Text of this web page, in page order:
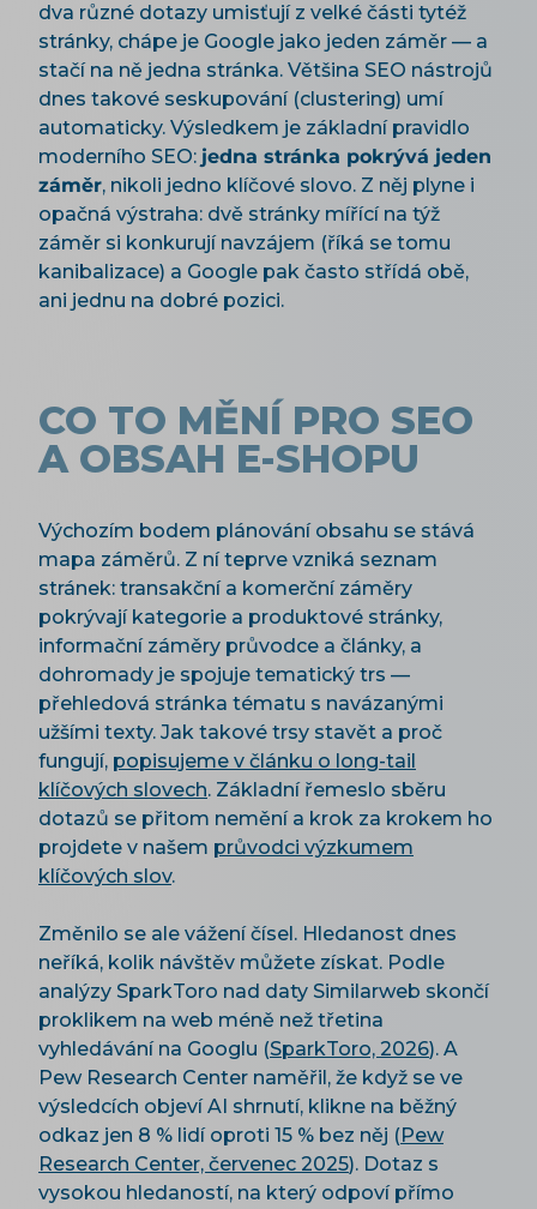
dva různé dotazy umisťují z velké části tytéž
stránky, chápe je Google jako jeden záměr — a
stačí na ně jedna stránka. Většina SEO nástrojů
dnes takové seskupování (clustering) umí
automaticky. Výsledkem je základní pravidlo
moderního SEO: jedna stránka pokrývá jeden
záměr, nikoli jedno klíčové slovo. Z něj plyne i
opačná výstraha: dvě stránky mířící na týž
záměr si konkurují navzájem (říká se tomu
kanibalizace) a Google pak často střídá obě,
ani jednu na dobré pozici.
CO TO MĚNÍ PRO SEO
A OBSAH E-SHOPU
Výchozím bodem plánování obsahu se stává
mapa záměrů. Z ní teprve vzniká seznam
stránek: transakční a komerční záměry
pokrývají kategorie a produktové stránky,
informační záměry průvodce a články, a
dohromady je spojuje tematický trs —
přehledová stránka tématu s navázanými
užšími texty. Jak takové trsy stavět a proč
fungují, popisujeme v článku o long-tail
klíčových slovech. Základní řemeslo sběru
dotazů se přitom nemění a krok za krokem ho
projdete v našem průvodci výzkumem
klíčových slov.
Změnilo se ale vážení čísel. Hledanost dnes
neříká, kolik návštěv můžete získat. Podle
analýzy SparkToro nad daty Similarweb skončí
proklikem na web méně než třetina
vyhledávání na Googlu (SparkToro, 2026). A
Pew Research Center naměřil, že když se ve
výsledcích objeví AI shrnutí, klikne na běžný
odkaz jen 8 % lidí oproti 15 % bez něj (Pew
Research Center, červenec 2025). Dotaz s
vysokou hledaností, na který odpoví přímo